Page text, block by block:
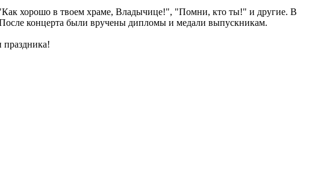
хорошо в твоем храме, Владычице!", "Помни, кто ты!" и другие. В
концерта были вручены дипломы и медали выпускникам.
праздника!